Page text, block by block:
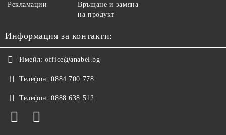
Рекламации
Връщане и замяна
на продукт
Информация за контакти:
Имейл: office@anabel.bg
Телефон: 0884 700 778
Телефон: 0888 638 512